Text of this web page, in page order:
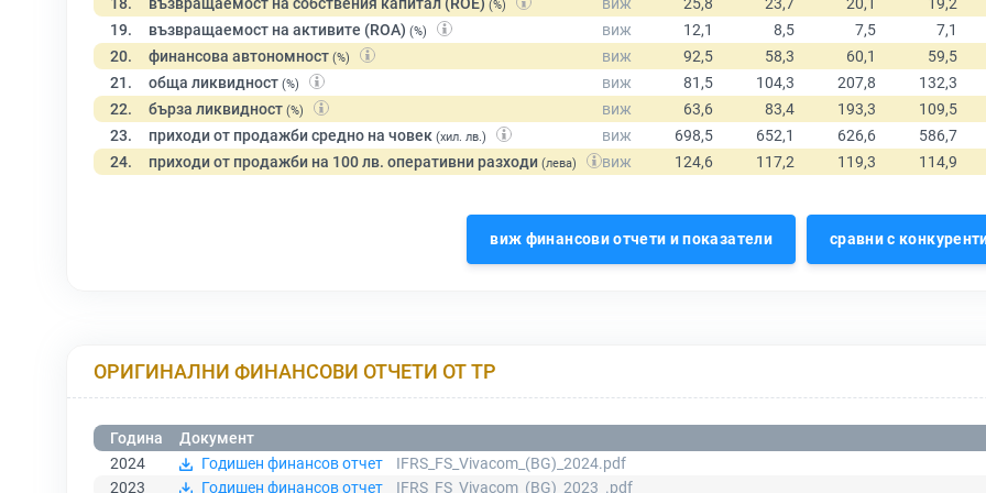
(%)
19. възвращаемост на активите (ROA) (%)
20. финансова автономност (%)
21. обща ликвидност (%)
22. бърза ликвидност (%)
23. приходи от продажби средно на човек (хил. лв.)
24. приходи от продажби на 100 лв. оперативни разходи (лева)
виж финансови отчети и показатели сравни с
ОРИГИНАЛНИ ФИНАНСОВИ ОТЧЕТИ ОТ ТР
Година
Документ
2024
Годишен финансов отчет
IFRS_FS_Vivacom_(BG)_2024.pdf
2023
Годишен финансов отчет IFRS_FS_Vivacom_(BG)_2023_.pdf